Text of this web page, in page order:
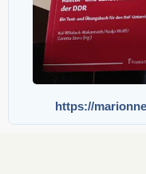
https://